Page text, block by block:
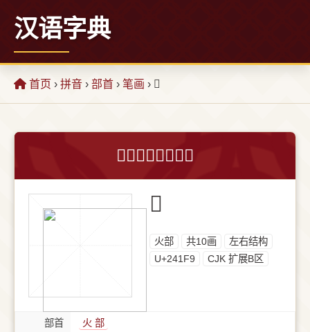
汉语字典
首页 › 拼音 › 部首 › 笔画 › 𤇹
𤇹字的意思和解释
𤇹
⽕部 共10画
左右结构
U+241F9
CJK 扩展B区
部首 ⽕ 部